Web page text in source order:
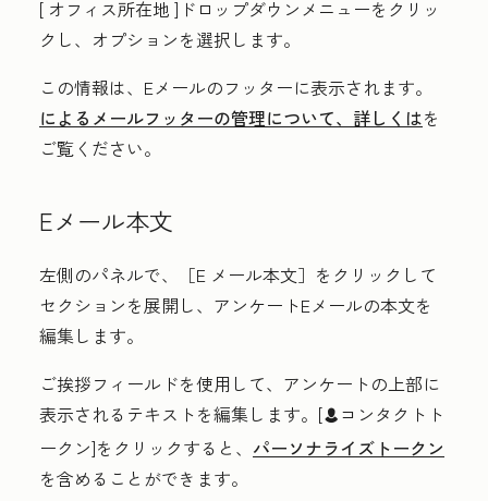
[ オフィス所在地 ]ドロップダウンメニューをクリッ
クし、オプションを選択します。
この情報は、Eメールのフッターに表示されます。
によるメールフッターの管理について、詳しくはを
ご覧ください。
Eメール本文
左側のパネルで、 ［E メール本文］ をクリックして
セクションを展開し、アンケートEメールの本文を
編集します。
ご挨拶フィールドを使用して、アンケートの上部に
表示されるテキストを編集します。[contacts コンタクトト
ークン]をクリックすると、 パーソナライズトークン
を含めることができます。